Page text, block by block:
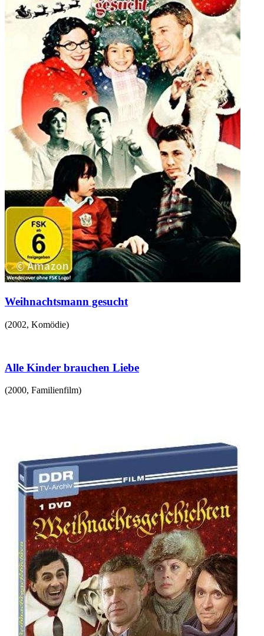
Weihnachtsmann gesucht
(2002, Komödie)
Alle Kinder brauchen Liebe
(2000, Familienfilm)